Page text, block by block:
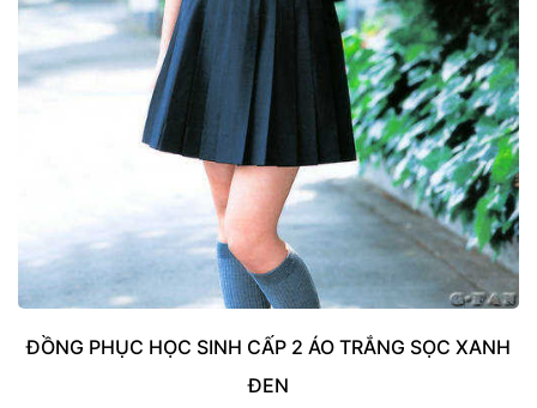
ĐỒNG PHỤC HỌC SINH CẤP 2 ÁO TRẮNG SỌC XANH
ĐEN